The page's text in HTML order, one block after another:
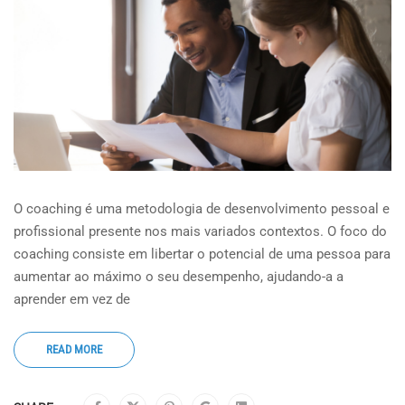
O coaching é uma metodologia de desenvolvimento pessoal e
profissional presente nos mais variados contextos. O foco do
coaching consiste em libertar o potencial de uma pessoa para
aumentar ao máximo o seu desempenho, ajudando-a a
aprender em vez de
READ MORE